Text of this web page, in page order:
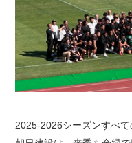
2025-2026シーズンすべて